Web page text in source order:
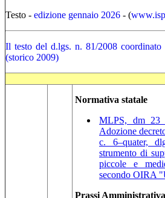
Testo - edizione gennaio 2026 - (
Il testo del d.lgs. n. 81/2008
(storico 2009)
Normativa statale
MLPS, dm 23
Adozione
c. 6–quater,
strumento di
piccole e
secondo OIRA
Prassi Amministrativa